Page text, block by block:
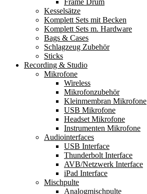
Frame Drum
Kesselsätze
Komplett Sets mit Becken
Komplett Sets m. Hardware
Bags & Cases
Schlagzeug Zubehör
Sticks
Recording & Studio
Mikrofone
Wireless
Mikrofonzubehör
Kleinmembran Mikrofone
USB Mikrofone
Headset Mikrofone
Instrumenten Mikrofone
Audiointerfaces
USB Interface
Thunderbolt Interface
AVB/Netzwerk Interface
iPad Interface
Mischpulte
Analogmischpulte